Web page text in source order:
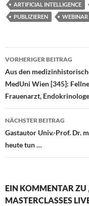
b
o
k
d
n
ARTIFICIAL INTELLIGENCE
PUBLIZIEREN
WEBINAR
VORHERIGER BEITRAG
Aus den
MedUni Wien [345]:
Frauenarzt,
NÄCHSTER BEITRAG
Gastautor Univ.-Prof. Dr.
heute tun …
EIN KOMMENTAR ZU
MASTERCLASSES